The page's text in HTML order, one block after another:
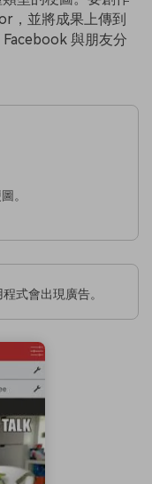
，並將成果上傳到
與朋友分
。
式會出現廣告。